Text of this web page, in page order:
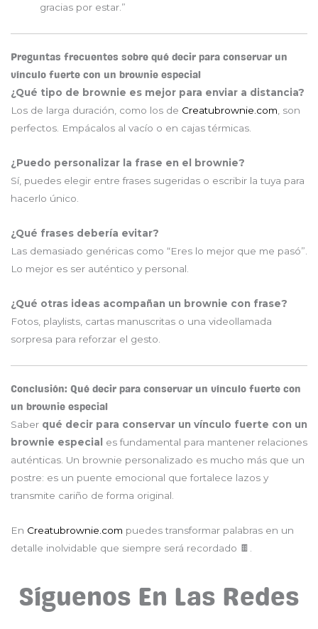
gracias por estar.”
Preguntas frecuentes sobre qué decir para conservar un
vínculo fuerte con un brownie especial
¿Qué tipo de brownie es mejor para enviar a distancia?
Los de larga duración, como los de Creatubrownie.com , son
perfectos. Empácalos al vacío o en cajas térmicas.
¿Puedo personalizar la frase en el brownie?
Sí, puedes elegir entre frases sugeridas o escribir la tuya para
hacerlo único.
¿Qué frases debería evitar?
Las demasiado genéricas como “Eres lo mejor que me pasó”.
Lo mejor es ser auténtico y personal.
¿Qué otras ideas acompañan un brownie con frase?
Fotos, playlists, cartas manuscritas o una videollamada
sorpresa para reforzar el gesto.
Conclusión: Qué decir para conservar un vínculo fuerte con
un brownie especial
Saber qué decir para conservar un vínculo fuerte con un
brownie especial
es fundamental para mantener relaciones
auténticas. Un brownie personalizado es mucho más que un
postre: es un puente emocional que fortalece lazos y
transmite cariño de forma original.
En Creatubrownie.com puedes transformar palabras en un
detalle inolvidable que siempre será recordado 🍫.
Síguenos En Las Redes